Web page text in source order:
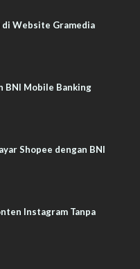
di Website Gramedia
BNI Mobile Banking
Shopee dengan BNI
Instagram Tanpa